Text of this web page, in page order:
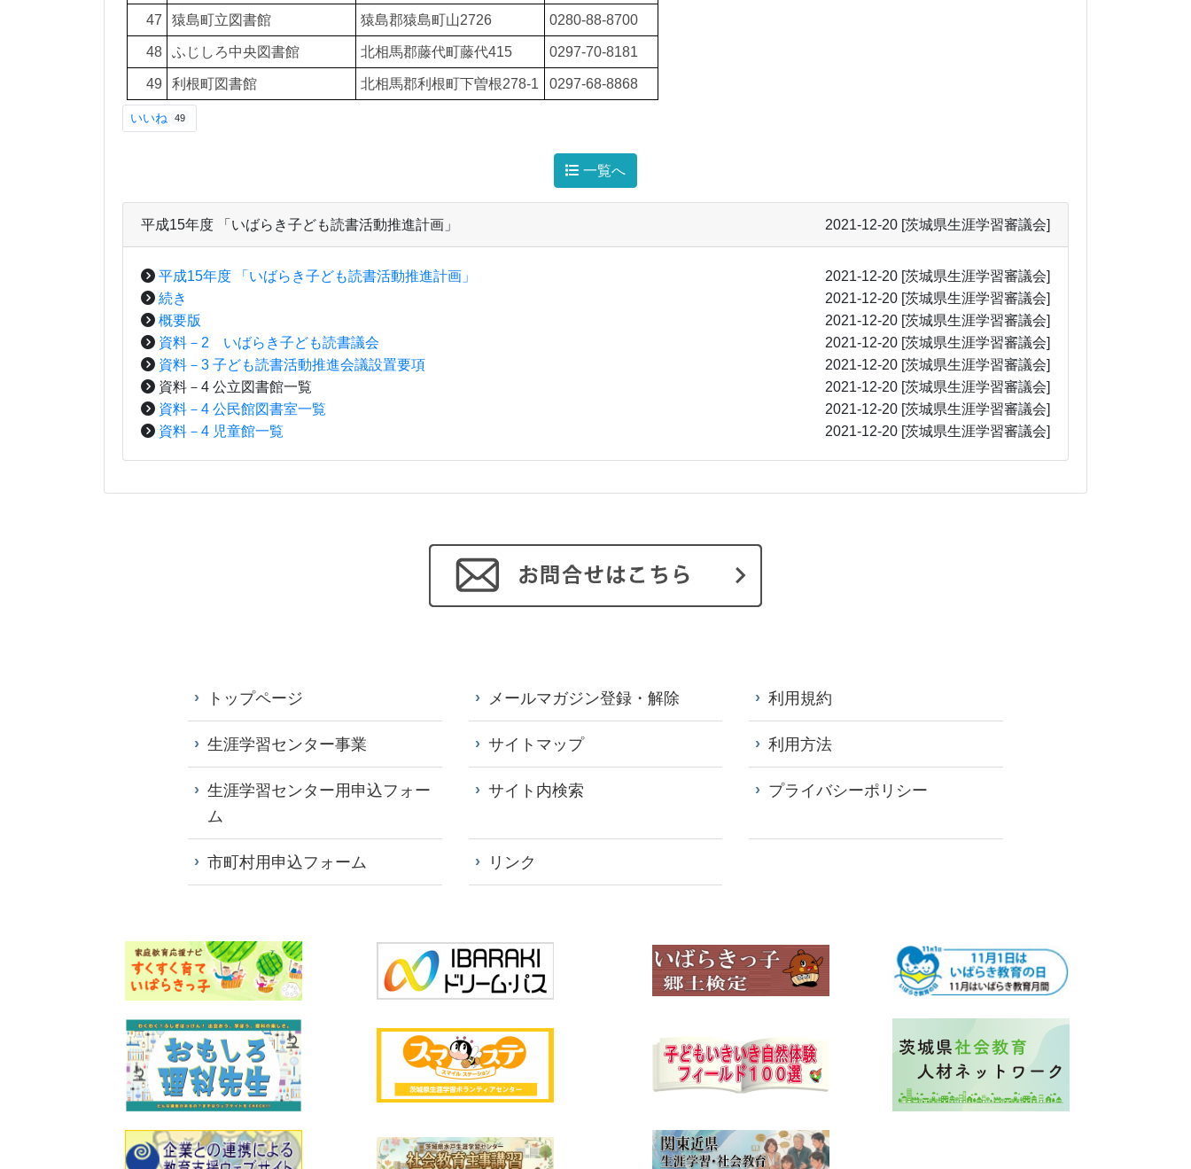
47 猿島町立図書館 猿島郡猿島町山2726 0280-88-8700
48 ふじしろ中央図書館 北相馬郡藤代町藤代415 0297-70-8181
49 利根町図書館 北相馬郡利根町下曽根278-1 0297-68-8868
いいね 49
一覧へ
平成15年度 「いばらき子ども読書活動推進計画」 2021-12-20 [茨城県生涯学習審議会]
平成15年度 「いばらき子ども読書活動推進計画」 2021-12-20 [茨城県生涯学習審議会]
続き
2021-12-20 [茨城県生涯学習審議会]
概要版
2021-12-20 [茨城県生涯学習審議会]
資料－2 いばらき子ども読書議会
2021-12-20 [茨城県生涯学習審議会]
資料－3 子ども読書活動推進会議設置要項
2021-12-20 [茨城県生涯学習審議会]
資料－4 公立図書館一覧
2021-12-20 [茨城県生涯学習審議会]
資料－4 公民館図書室一覧
2021-12-20 [茨城県生涯学習審議会]
資料－4 児童館一覧
2021-12-20 [茨城県生涯学習審議会]
トップページ
生涯学習センター事業
生涯学習センター用申込フォー
ム
市町村用申込フォーム
メールマガジン登録・解除
サイトマップ
サイト内検索
リンク
利用規約
利用方法
プライバシーポリシー